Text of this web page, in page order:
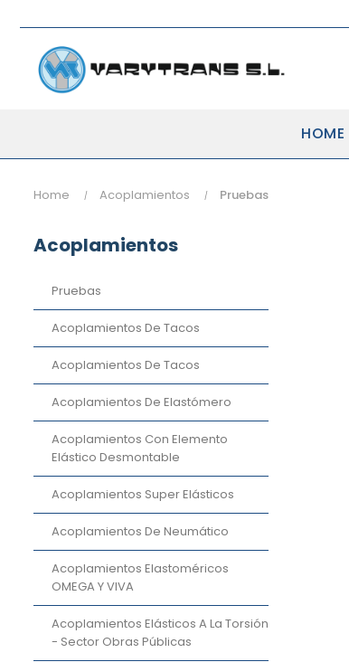
HOME
Home Acoplamientos Pruebas
Acoplamientos
Pruebas
Acoplamientos De Tacos
Acoplamientos De Tacos
Acoplamientos De Elastómero
Acoplamientos Con Elemento
Elástico Desmontable
Acoplamientos Super Elásticos
Acoplamientos De Neumático
Acoplamientos Elastoméricos
OMEGA Y VIVA
Acoplamientos Elásticos A La Torsión
- Sector Obras Públicas